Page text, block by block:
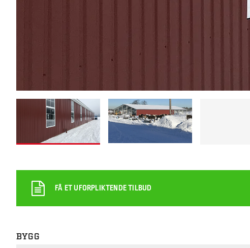
FÅ ET UFORPLIKTENDE TILBUD
BYGG